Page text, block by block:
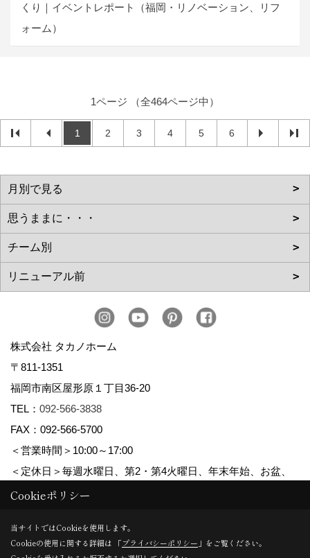
くり｜イベントレポート（福岡・リノベーション、リフ
ォーム）
1ページ （全464ページ中）
1 2 3 4 5 6
株式会社 タカノホーム
〒811-1351
福岡市南区屋形原１丁目36-20
TEL： 092-566-3838
FAX：092-566-5700
＜営業時間＞10:00～17:00
＜定休日＞毎週水曜日、第2・第4火曜日、年末年始、お盆、
ゴールデンウィーク、夏季休暇
Copyright (c) TAKANO CONSTRUCTION CO.,LTD. All Rights Reserved.
Cookieポリシー
当サイトではCookieを使用します。
Cookieの使用に関する詳細は 「プライバシーポリシー 」をご覧ください。